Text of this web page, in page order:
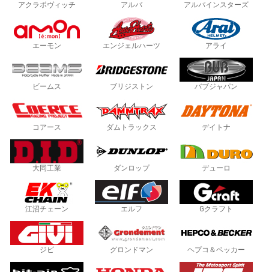
アクラポヴィッチ アルバ アルパインスターズ
エーモン エンジェルハーツ アライ
ビームス ブリジストン バブジャパン
コアース ダムトラックス デイトナ
大同工業 ダンロップ デューロ
江沼チェーン エルフ Gクラフト
ジビ グロンドマン ヘプコ＆ベッカー